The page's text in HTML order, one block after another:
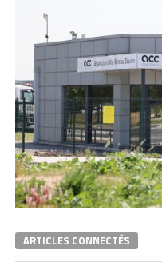
ARTICLES CONNECTÉS